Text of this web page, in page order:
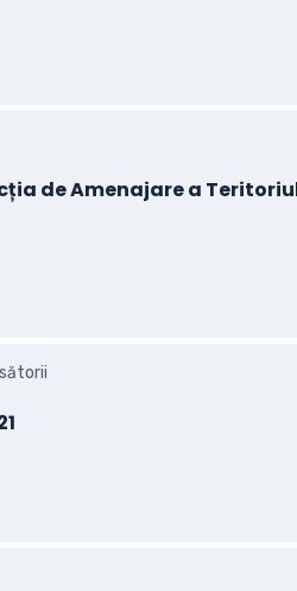
de Amenajare a